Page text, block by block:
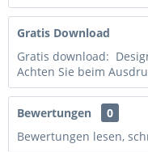
Gratis Download
Gratis download:
Achten Sie beim
Bewertungen
0
Bewertungen lesen,